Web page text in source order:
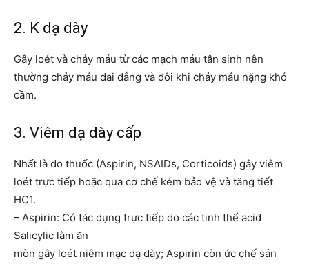
2. K dạ dày
Gây loét và chảy máu từ các mạch máu tân sinh nên
thường chảy máu dai dẳng và đôi khi chảy máu nặng khó
cầm.
3. Viêm dạ dày cấp
Nhất là do thuốc (Aspirin, NSAIDs, Corticoids) gây viêm
loét trực tiếp hoặc qua cơ chế kém bảo vệ và tăng tiết
HC1.
– Aspirin: Có tác dụng trực tiếp do các tinh thể acid
Salicylic làm ăn
mòn gây loét niêm mạc dạ dày; Aspirin còn ức chế sản